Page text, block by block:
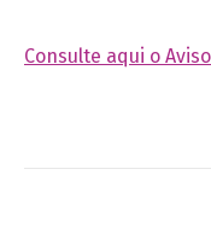
Consulte aqui o